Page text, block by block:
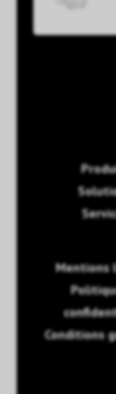
Mentions
Conditions